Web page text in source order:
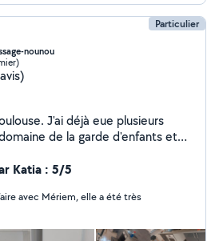
d'information. Nous
Particulier
nounou
J'ai déjà eue plusieurs
de la garde d'enfants et
Katia : 5/5
avec Mériem, elle a été très